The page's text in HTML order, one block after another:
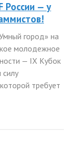
России — у
город» на
молодежное
— IX Кубок
требует